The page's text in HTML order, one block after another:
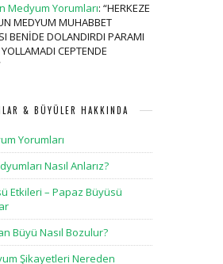
Medyum Yorumları: “HERKEZE
MEDYUM MUHABBET
BENİDE DOLANDIRDI PARAMI
CEPTENDE
& BÜYÜLER HAKKINDA
Yorumları
Nasıl Anlarız?
Etkileri – Papaz Büyüsü
Büyü Nasıl Bozulur?
Şikayetleri Nereden